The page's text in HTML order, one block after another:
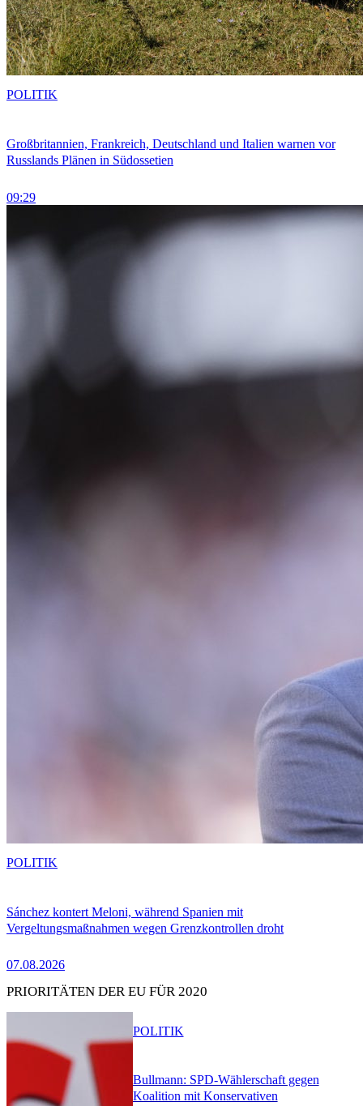
Großbritannien, Frankreich, Deutschland und Italien warnen vor
Russlands Plänen in Südossetien
09:29
POLITIK
Sánchez kontert Meloni, während Spanien mit
Vergeltungsmaßnahmen wegen Grenzkontrollen droht
07.08.2026
POLITIK
PRIORITÄTEN DER EU FÜR 2020
Bullmann: SPD-Wählerschaft gegen
Koalition mit Konservativen
POLITIK